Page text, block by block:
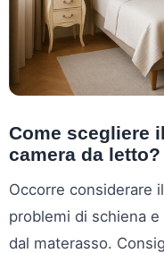
Come scegliere
camera da letto?
Occorre considerare
problemi di schiena
dal materasso.